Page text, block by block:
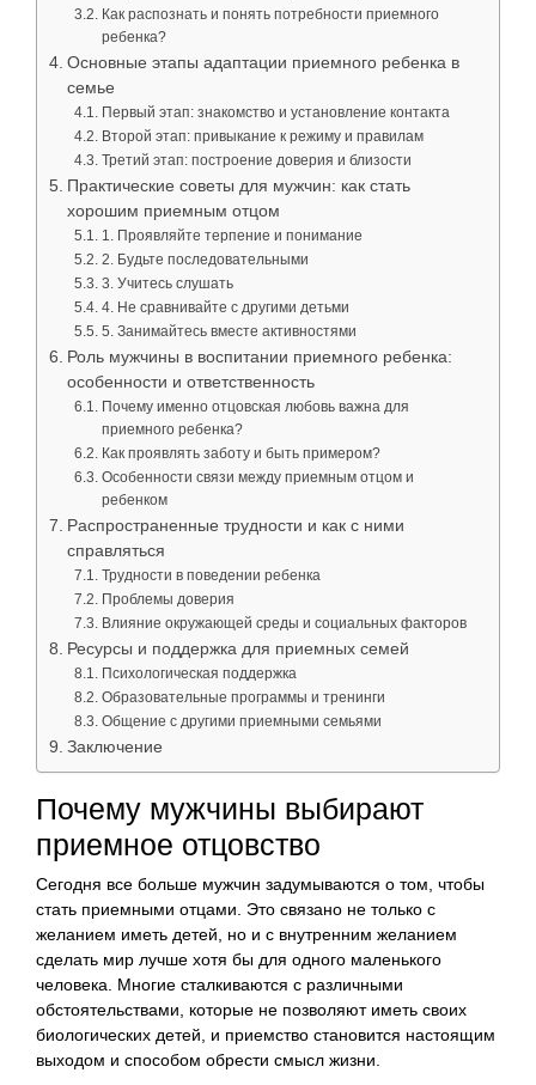
Как распознать и понять потребности приемного
ребенка?
Основные этапы адаптации приемного ребенка в
семье
Первый этап: знакомство и установление контакта
Второй этап: привыкание к режиму и правилам
Третий этап: построение доверия и близости
Практические советы для мужчин: как стать
хорошим приемным отцом
1. Проявляйте терпение и понимание
2. Будьте последовательными
3. Учитесь слушать
4. Не сравнивайте с другими детьми
5. Занимайтесь вместе активностями
Роль мужчины в воспитании приемного ребенка:
особенности и ответственность
Почему именно отцовская любовь важна для
приемного ребенка?
Как проявлять заботу и быть примером?
Особенности связи между приемным отцом и
ребенком
Распространенные трудности и как с ними
справляться
Трудности в поведении ребенка
Проблемы доверия
Влияние окружающей среды и социальных факторов
Ресурсы и поддержка для приемных семей
Психологическая поддержка
Образовательные программы и тренинги
Общение с другими приемными семьями
Заключение
Почему мужчины выбирают
приемное отцовство
Сегодня все больше мужчин задумываются о том, чтобы
стать приемными отцами. Это связано не только с
желанием иметь детей, но и с внутренним желанием
сделать мир лучше хотя бы для одного маленького
человека. Многие сталкиваются с различными
обстоятельствами, которые не позволяют иметь своих
биологических детей, и приемство становится настоящим
выходом и способом обрести смысл жизни.